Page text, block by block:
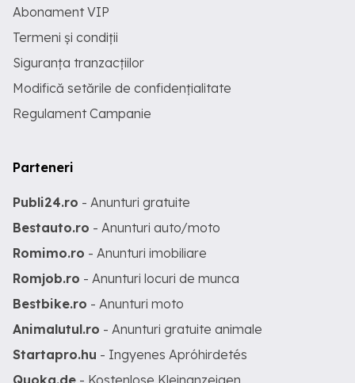
Abonament VIP
Termeni și condiții
Siguranța tranzacțiilor
Modifică setările de confidențialitate
Regulament Campanie
Parteneri
Publi24.ro - Anunturi gratuite
Bestauto.ro - Anunturi auto/moto
Romimo.ro - Anunturi imobiliare
Romjob.ro - Anunturi locuri de munca
Bestbike.ro - Anunturi moto
Animalutul.ro - Anunturi gratuite animale
Startapro.hu - Ingyenes Apróhirdetés